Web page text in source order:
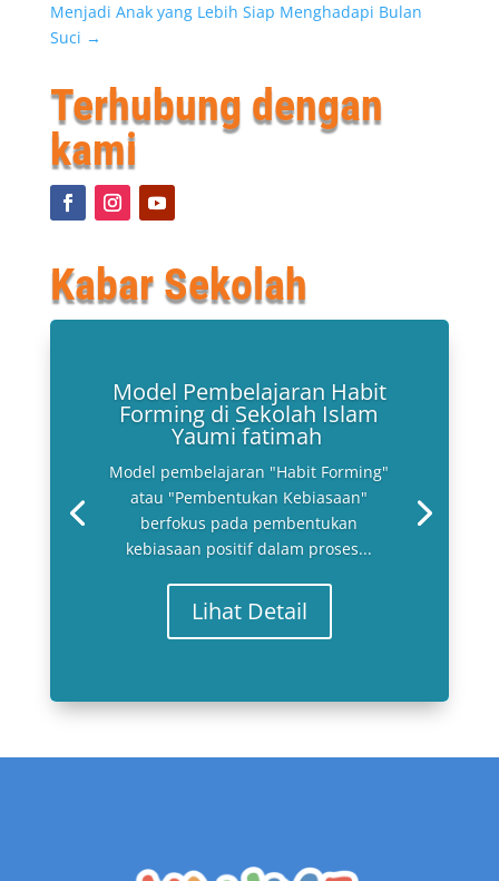
Menjadi Anak yang Lebih Siap Menghadapi Bulan
Suci →
Terhubung dengan
kami
Kabar Sekolah
Model Pembelajaran Habit
Forming di Sekolah Islam
Yaumi fatimah
Model pembelajaran "Habit Forming"
atau "Pembentukan Kebiasaan"
berfokus pada pembentukan
kebiasaan positif dalam proses...
Lihat Detail